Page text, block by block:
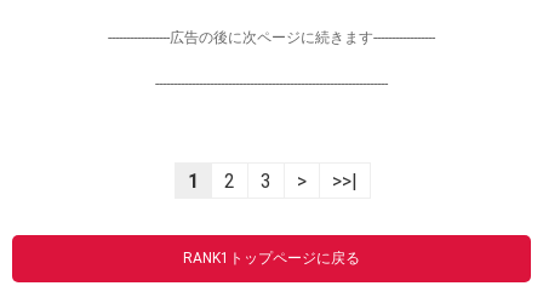
-----------------広告の後に次ページに続きます-----------------
----------------------------------------------------------------
1 2 3 > >>|
RANK1トップページに戻る